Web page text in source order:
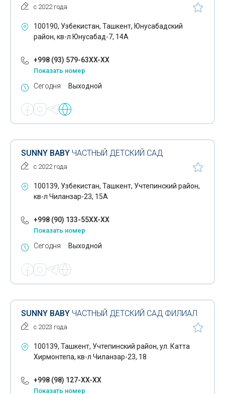
с 2022 года
100190, Узбекистан, Ташкент, Юнусабадский
район, кв-л Юнусабад-7, 14А
+998 (93) 579-63XX-XX
Показать номер
Сегодня Выходной
SUNNY BABY ЧАСТНЫЙ ДЕТСКИЙ САД
с 2022 года
100139, Узбекистан, Ташкент, Учтепинский район,
кв-л Чиланзар-23, 15А
+998 (90) 133-55XX-XX
Показать номер
Сегодня Выходной
SUNNY BABY ЧАСТНЫЙ ДЕТСКИЙ САД ФИЛИАЛ
с 2023 года
100139, Ташкент, Учтепинский район, ул. Катта
Хирмонтепа, кв-л Чиланзар-23, 18
+998 (98) 127-XX-XX
Показать номер